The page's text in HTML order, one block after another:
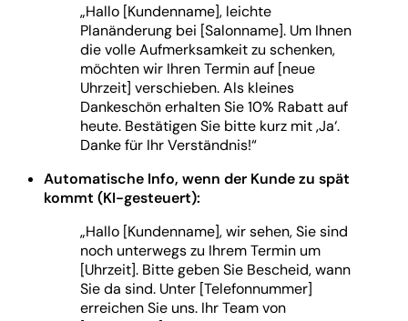
„Hallo [Kundenname], leichte
Planänderung bei [Salonname]. Um Ihnen
die volle Aufmerksamkeit zu schenken,
möchten wir Ihren Termin auf [neue
Uhrzeit] verschieben. Als kleines
Dankeschön erhalten Sie 10% Rabatt auf
heute. Bestätigen Sie bitte kurz mit ‚Ja‘.
Danke für Ihr Verständnis!“
Automatische Info, wenn der Kunde zu spät
kommt (KI-gesteuert):
„Hallo [Kundenname], wir sehen, Sie sind
noch unterwegs zu Ihrem Termin um
[Uhrzeit]. Bitte geben Sie Bescheid, wann
Sie da sind. Unter [Telefonnummer]
erreichen Sie uns. Ihr Team von